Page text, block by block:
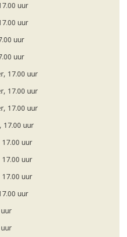
uur
uur
uur
uur
17.00 uur
17.00 uur
17.00 uur
17.00 uur
uur
uur
uur
uur